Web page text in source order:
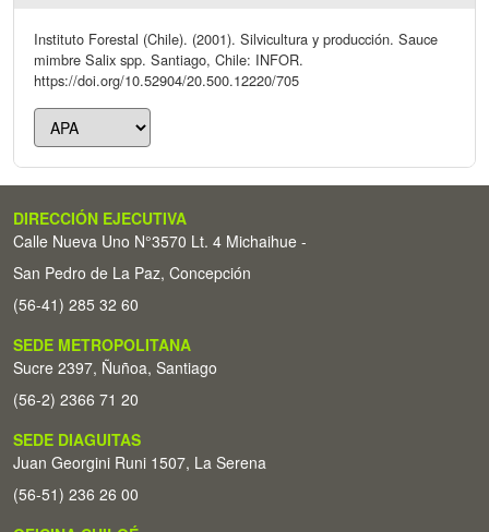
Instituto Forestal (Chile). (2001). Silvicultura y producción. Sauce
mimbre Salix spp. Santiago, Chile: INFOR.
https://doi.org/10.52904/20.500.12220/705
DIRECCIÓN EJECUTIVA
Calle Nueva Uno N°3570 Lt. 4 Michaihue -
San Pedro de La Paz, Concepción
(56-41) 285 32 60
SEDE METROPOLITANA
Sucre 2397, Ñuñoa, Santiago
(56-2) 2366 71 20
SEDE DIAGUITAS
Juan Georgini Runi 1507, La Serena
(56-51) 236 26 00